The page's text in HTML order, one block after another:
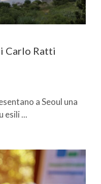
Carlo Ratti
a Seoul una
esili ...